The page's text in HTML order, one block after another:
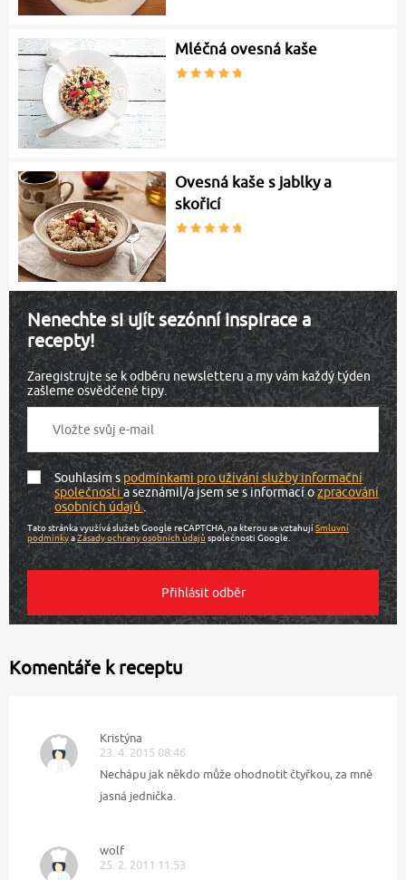
Mléčná ovesná kaše
Ovesná kaše s jablky a
skořicí
Nenechte si ujít sezónní inspirace a
recepty!
Zaregistrujte se k odběru newsletteru a my vám každý týden
zašleme osvědčené tipy.
Souhlasím spodmínkami pro užívání služby informační
společnostia seznámil/a jsem se s informací ozpracování
osobních údajů.
Tato stránka využívá služeb Google reCAPTCHA, na kterou se vztahujíSmluvní
podmínkyaZásady ochrany osobních údajů společnosti Google.
Komentáře k receptu
Kristýna
23. 4. 2015 08:46
Nechápu jak někdo může ohodnotit čtyřkou, za mně
jasná jednička.
wolf
25. 2. 2011 11:53